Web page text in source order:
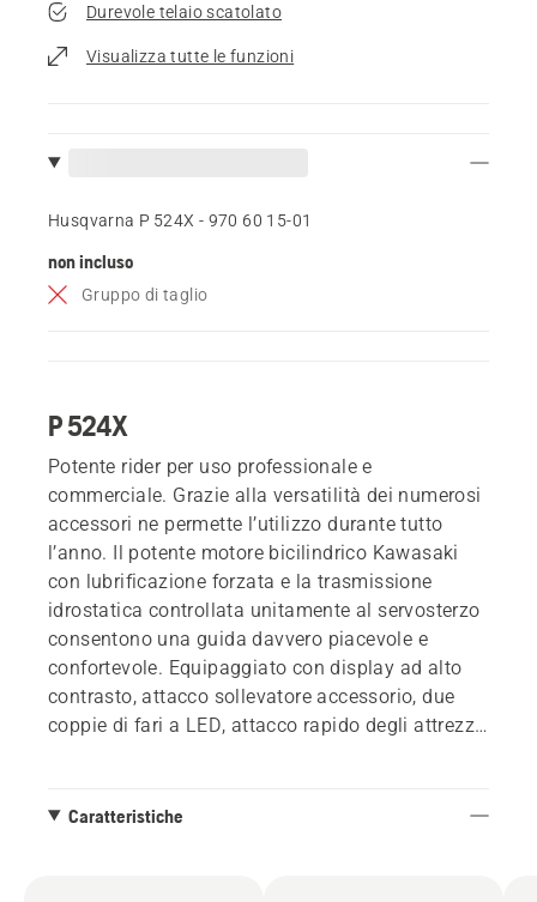
Durevole telaio scatolato
Visualizza tutte le funzioni
Husqvarna P 524X - 970 60 15‑01
non incluso
Gruppo di taglio
P 524X
Potente rider per uso professionale e
commerciale. Grazie alla versatilità dei numerosi
accessori ne permette l’utilizzo durante tutto
l’anno. Il potente motore bicilindrico Kawasaki
con lubrificazione forzata e la trasmissione
idrostatica controllata unitamente al servosterzo
consentono una guida davvero piacevole e
confortevole. Equipaggiato con display ad alto
contrasto, attacco sollevatore accessorio, due
coppie di fari a LED, attacco rapido degli attrezzi,
modello dispone di due sistemi di taglio –
Caratteristiche